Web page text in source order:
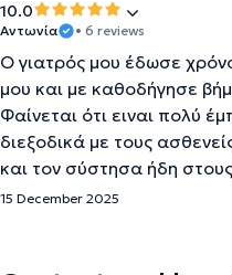
10.0
Αντωνία • 6 reviews
Ο γιατρός μου έδωσε
μου και με καθοδήγησε
Φαίνεται ότι ειναι πολύ
διεξοδικά με τους
και τον σύστησα ήδη
15 December 2025